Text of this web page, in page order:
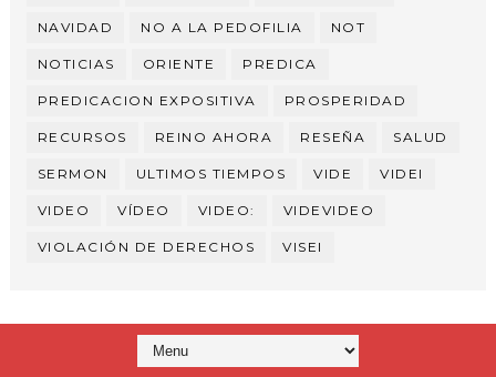
NAVIDAD NO A LA PEDOFILIA NOT
NOTICIAS ORIENTE PREDICA
PREDICACION EXPOSITIVA PROSPERIDAD
RECURSOS REINO AHORA RESEÑA SALUD
SERMON ULTIMOS TIEMPOS VIDE VIDEI
VIDEO VÍDEO VIDEO: VIDEVIDEO
VIOLACIÓN DE DERECHOS VISEI